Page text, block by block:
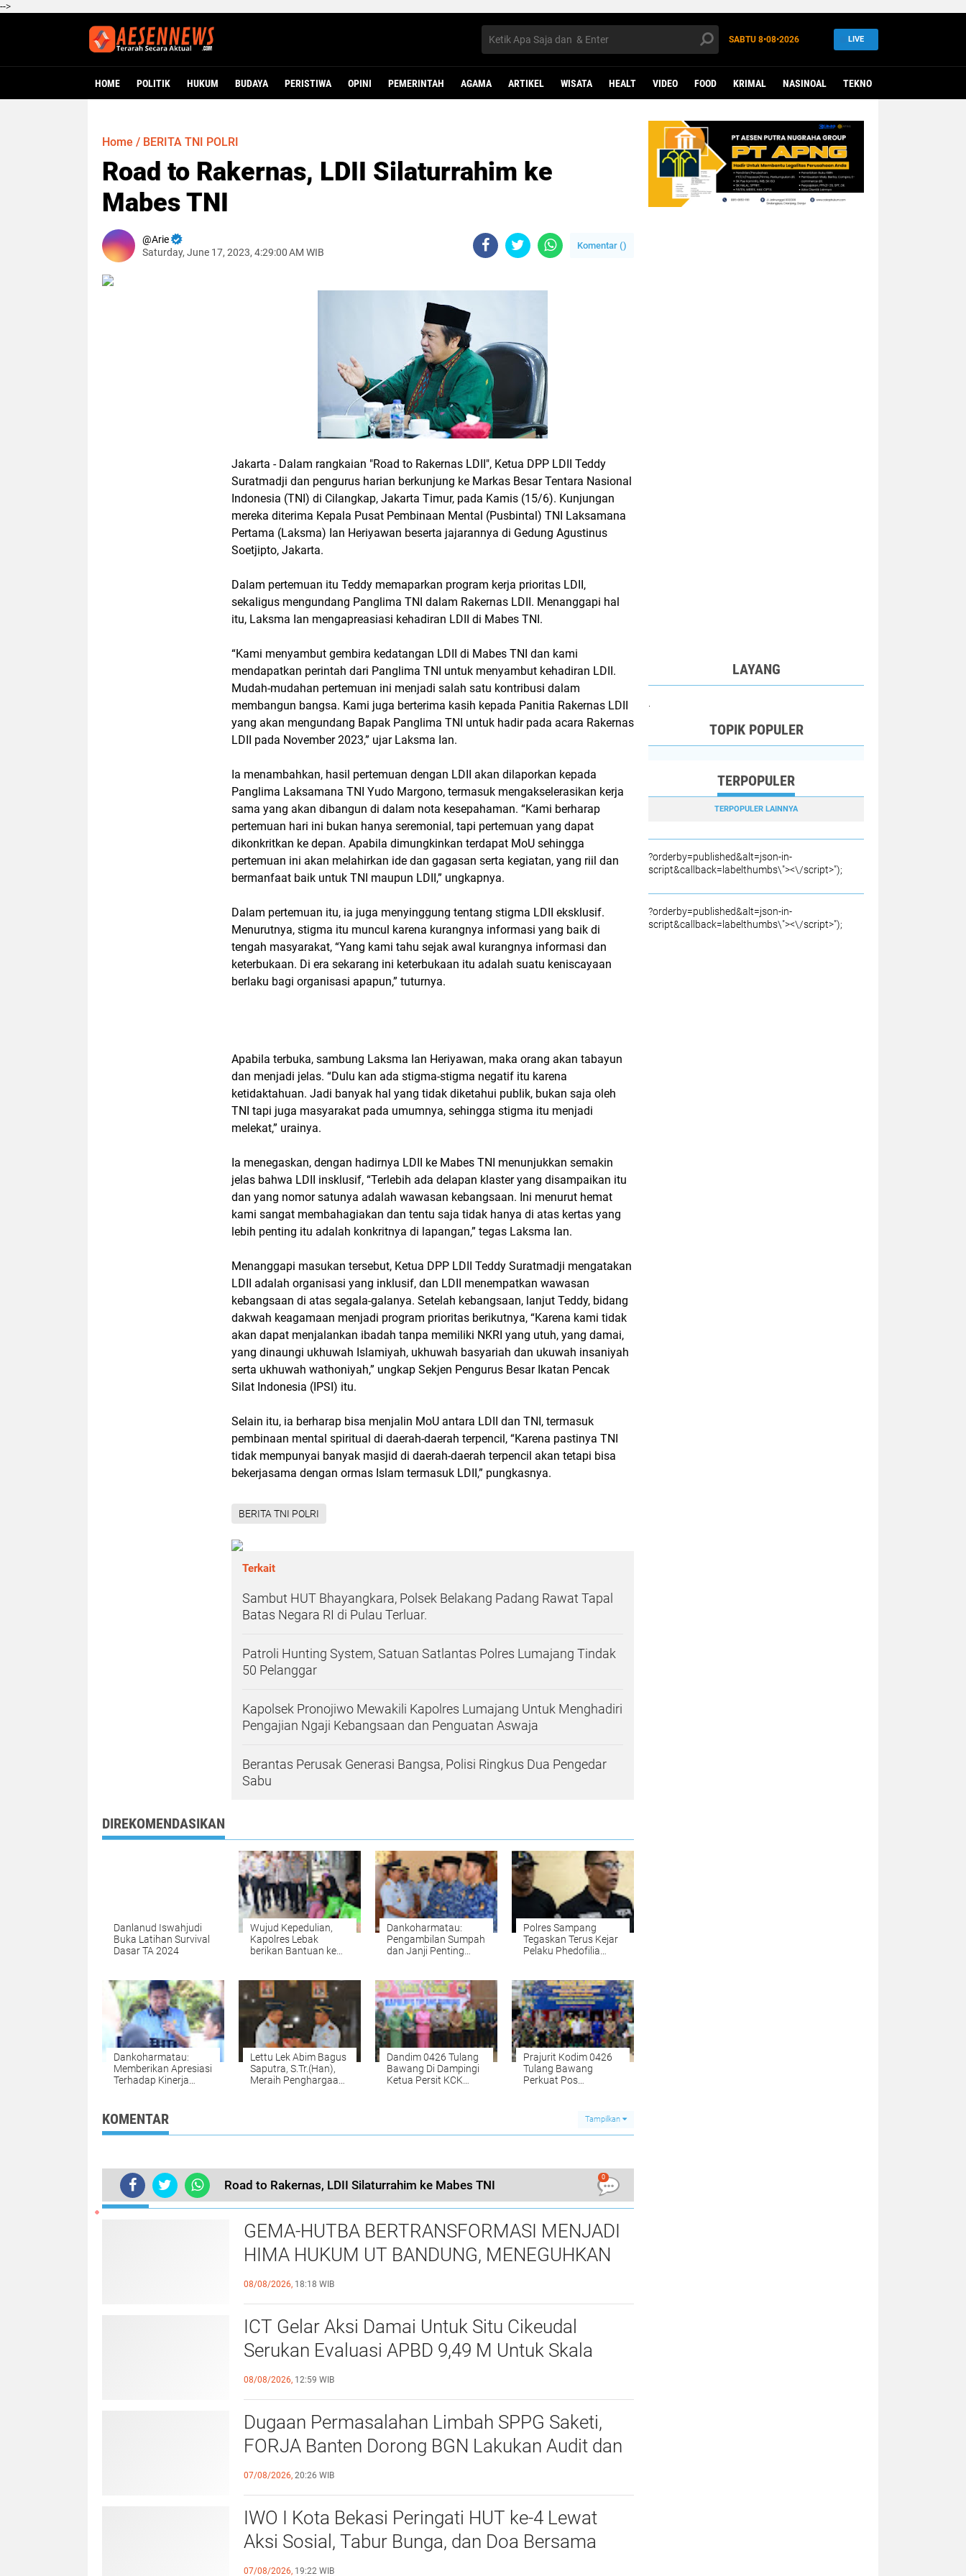
-->
SABTU 8•08•2026 LIVE
HOME POLITIK HUKUM BUDAYA PERISTIWA OPINI PEMERINTAH AGAMA ARTIKEL WISATA HEALT VIDEO FOOD KRIMAL NASINOAL TEKNO
Home / BERITA TNI POLRI
Road to Rakernas, LDII Silaturrahim ke
Mabes TNI
Arie
Saturday, June 17, 2023, 4:29:00 AM WIB
Komentar ()
Jakarta - Dalam rangkaian "Road to Rakernas LDII", Ketua DPP LDII Teddy
Suratmadji dan pengurus harian berkunjung ke Markas Besar Tentara Nasional
Indonesia (TNI) di Cilangkap, Jakarta Timur, pada Kamis (15/6). Kunjungan
mereka diterima Kepala Pusat Pembinaan Mental (Pusbintal) TNI Laksamana
Pertama (Laksma) Ian Heriyawan beserta jajarannya di Gedung Agustinus
Soetjipto, Jakarta.
Dalam pertemuan itu Teddy memaparkan program kerja prioritas LDII,
sekaligus mengundang Panglima TNI dalam Rakernas LDII. Menanggapi hal
itu, Laksma Ian mengapreasiasi kehadiran LDII di Mabes TNI.
“Kami menyambut gembira kedatangan LDII di Mabes TNI dan kami
mendapatkan perintah dari Panglima TNI untuk menyambut kehadiran LDII.
Mudah-mudahan pertemuan ini menjadi salah satu kontribusi dalam
membangun bangsa. Kami juga berterima kasih kepada Panitia Rakernas LDII
yang akan mengundang Bapak Panglima TNI untuk hadir pada acara Rakernas
LDII pada November 2023,” ujar Laksma Ian.
Ia menambahkan, hasil pertemuan dengan LDII akan dilaporkan kepada
Panglima Laksamana TNI Yudo Margono, termasuk mengakselerasikan kerja
sama yang akan dibangun di dalam nota kesepahaman. “Kami berharap
pertemuan hari ini bukan hanya seremonial, tapi pertemuan yang dapat
dikonkritkan ke depan. Apabila dimungkinkan terdapat MoU sehingga
pertemuan ini akan melahirkan ide dan gagasan serta kegiatan, yang riil dan
bermanfaat baik untuk TNI maupun LDII,” ungkapnya.
Dalam pertemuan itu, ia juga menyinggung tentang stigma LDII eksklusif.
Menurutnya, stigma itu muncul karena kurangnya informasi yang baik di
tengah masyarakat, “Yang kami tahu sejak awal kurangnya informasi dan
keterbukaan. Di era sekarang ini keterbukaan itu adalah suatu keniscayaan
berlaku bagi organisasi apapun,” tuturnya.
Apabila terbuka, sambung Laksma Ian Heriyawan, maka orang akan tabayun
dan menjadi jelas. “Dulu kan ada stigma-stigma negatif itu karena
ketidaktahuan. Jadi banyak hal yang tidak diketahui publik, bukan saja oleh
TNI tapi juga masyarakat pada umumnya, sehingga stigma itu menjadi
melekat,” urainya.
Ia menegaskan, dengan hadirnya LDII ke Mabes TNI menunjukkan semakin
jelas bahwa LDII insklusif, “Terlebih ada delapan klaster yang disampaikan itu
dan yang nomor satunya adalah wawasan kebangsaan. Ini menurut hemat
kami sangat membahagiakan dan tentu saja tidak hanya di atas kertas yang
lebih penting itu adalah konkritnya di lapangan,” tegas Laksma Ian.
Menanggapi masukan tersebut, Ketua DPP LDII Teddy Suratmadji mengatakan
LDII adalah organisasi yang inklusif, dan LDII menempatkan wawasan
kebangsaan di atas segala-galanya. Setelah kebangsaan, lanjut Teddy, bidang
dakwah keagamaan menjadi program prioritas berikutnya, “Karena kami tidak
akan dapat menjalankan ibadah tanpa memiliki NKRI yang utuh, yang damai,
yang dinaungi ukhuwah Islamiyah, ukhuwah basyariah dan ukuwah insaniyah
serta ukhuwah wathoniyah,” ungkap Sekjen Pengurus Besar Ikatan Pencak
Silat Indonesia (IPSI) itu.
Selain itu, ia berharap bisa menjalin MoU antara LDII dan TNI, termasuk
pembinaan mental spiritual di daerah-daerah terpencil, “Karena pastinya TNI
tidak mempunyai banyak masjid di daerah-daerah terpencil akan tetapi bisa
bekerjasama dengan ormas Islam termasuk LDII,” pungkasnya.
BERITA TNI POLRI
Terkait
Sambut HUT Bhayangkara, Polsek Belakang Padang Rawat Tapal
Batas Negara RI di Pulau Terluar.
Patroli Hunting System, Satuan Satlantas Polres Lumajang Tindak
50 Pelanggar
Kapolsek Pronojiwo Mewakili Kapolres Lumajang Untuk Menghadiri
Pengajian Ngaji Kebangsaan dan Penguatan Aswaja
Berantas Perusak Generasi Bangsa, Polisi Ringkus Dua Pengedar
Sabu
DIREKOMENDASIKAN
Danlanud Iswahjudi
Buka Latihan Survival
Dasar TA 2024
Wujud Kepedulian,
Kapolres Lebak
berikan Bantuan ke
Jagabaya
Dankoharmatau:
Pengambilan Sumpah
dan Janji Penting
Polres Sampang
Tegaskan Terus Kejar
Pelaku Phedofilia
Dankoharmatau:
Memberikan Apresiasi
Terhadap Kinerja
Lettu Lek Abim Bagus
Saputra, S.Tr.(Han),
Meraih Penghargaan
Dandim 0426 Tulang
Bawang Di Dampingi
Ketua Persit KCK
Prajurit Kodim 0426
Tulang Bawang
Perkuat Pos
KOMENTAR Tampilkan
Road to Rakernas, LDII Silaturrahim ke Mabes TNI
0
TERKINI
GEMA-HUTBA BERTRANSFORMASI MENJADI
HIMA HUKUM UT BANDUNG, MENEGUHKAN
EKSISTENSI ORGANISASI MAHASISWA HUKUM
UNIVERSITAS TERBUKA
08/08/2026, 18:18 WIB
ICT Gelar Aksi Damai Untuk Situ Cikeudal
Serukan Evaluasi APBD 9,49 M Untuk Skala
Prioritaskan Kebutuhan Dasar Masyarakat
Belum Saat nya Butuh Kawasa
08/08/2026, 12:59 WIB
Dugaan Permasalahan Limbah SPPG Saketi,
FORJA Banten Dorong BGN Lakukan Audit dan
Evaluasi Korcam
07/08/2026, 20:26 WIB
IWO I Kota Bekasi Peringati HUT ke-4 Lewat
Aksi Sosial, Tabur Bunga, dan Doa Bersama
untuk Almarhum Anggota
07/08/2026, 19:22 WIB
LAYANG
TOPIK POPULER
TERPOPULER
TERPOPULER LAINNYA
?orderby=published&alt=json-in-
script&callback=labelthumbs\"><\/script>");
?orderby=published&alt=json-in-
script&callback=labelthumbs\"><\/script>");